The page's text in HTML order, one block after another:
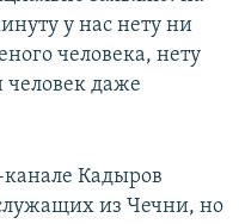
у нас нету ни
человека, нету
даже
канале Кадыров
из Чечни, но